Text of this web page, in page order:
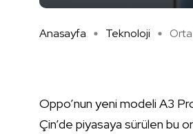
Anasayfa Teknoloji
Oppo’nun yeni modeli A3
Çin’de piyasaya sürülen bu